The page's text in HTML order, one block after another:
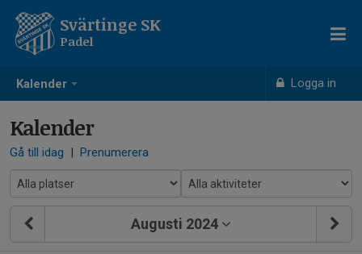
Kalender Logga in
Svärtinge SK
Padel
Kalender
Gå till idag | Prenumerera
Augusti 2024